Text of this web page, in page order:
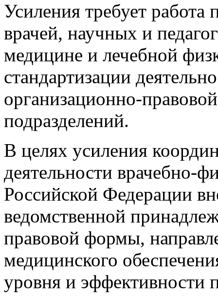
Усиления требует работа
врачей, научных и
медицине и лечебной
стандартизации
организационно-
подразделений.
В целях усиления
деятельности врачебно-
Российской Федерации
ведомственной
правовой формы,
медицинского
уровня и эффективности